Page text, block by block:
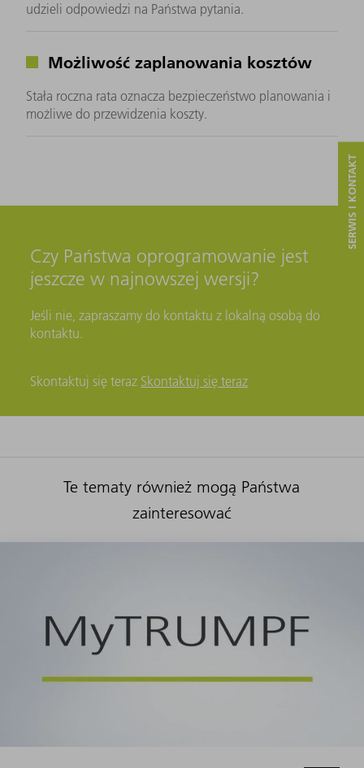
udzieli odpowiedzi na Państwa pytania.
Możliwość zaplanowania kosztów
Stała roczna rata oznacza bezpieczeństwo planowania i
możliwe do przewidzenia koszty.
Czy Państwa oprogramowanie jest
jeszcze w najnowszej wersji?
Jeśli nie, zapraszamy do kontaktu z lokalną osobą do
kontaktu.
Skontaktuj się teraz Skontaktuj się teraz
Te tematy również mogą Państwa
zainteresować
SERWIS I KONTAKT